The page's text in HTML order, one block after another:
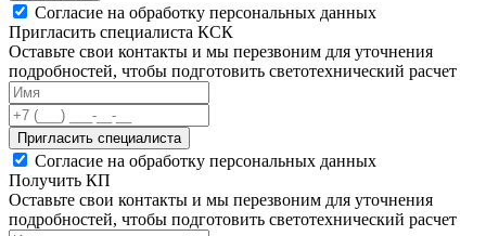
Согласие на обработку персональных данных
Пригласить специалиста КСК
Оставьте свои контакты и мы перезвоним для уточнения
подробностей, чтобы подготовить светотехнический расчет
Пригласить специалиста
Согласие на обработку персональных данных
Получить КП
Оставьте свои контакты и мы перезвоним для уточнения
подробностей, чтобы подготовить светотехнический расчет